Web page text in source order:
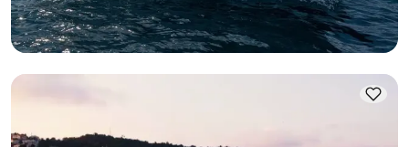
Le plus bas
3.750 TL
Voir disponibilité et prix